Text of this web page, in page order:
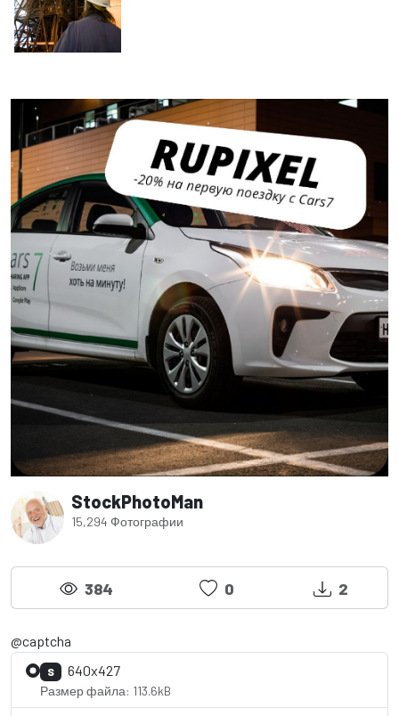
StockPhotoMan
15,294 Фотографии
384 0 2
@captcha
S 640x427
Размер файла: 113.6kB